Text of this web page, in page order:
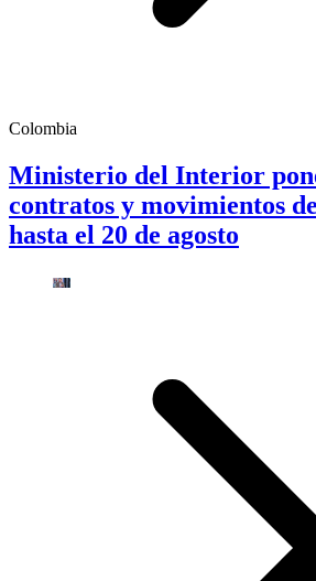
Colombia
Ministerio del Interior
contratos y movimientos
hasta el 20 de agosto